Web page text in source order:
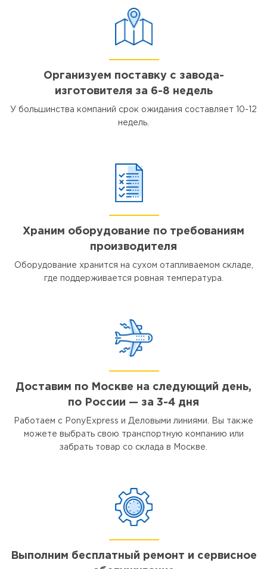
Организуем поставку с завода-
изготовителя за 6-8 недель
У большинства компаний срок ожидания составляет 10-12
недель.
Храним оборудование по требованиям
производителя
Оборудование хранится на сухом отапливаемом складе,
где поддерживается ровная температура.
Доставим по Москве на следующий день,
по России — за 3-4 дня
Работаем с PonyExpress и Деловыми линиями. Вы также
можете выбрать свою транспортную компанию или
забрать товар со склада в Москве.
Выполним бесплатный ремонт и сервисное